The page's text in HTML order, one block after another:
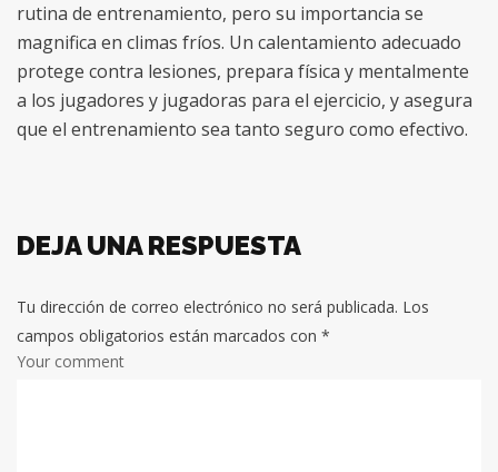
rutina de entrenamiento, pero su importancia se
magnifica en climas fríos. Un calentamiento adecuado
protege contra lesiones, prepara física y mentalmente
a los jugadores y jugadoras para el ejercicio, y asegura
que el entrenamiento sea tanto seguro como efectivo.
DEJA UNA RESPUESTA
Tu dirección de correo electrónico no será publicada. Los
campos obligatorios están marcados con *
Your comment